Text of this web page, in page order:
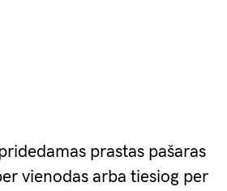
prastas pašaras
vienodas arba tiesiog per